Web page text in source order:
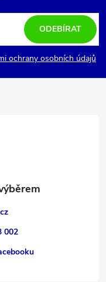
ochrany osobních údajů
ODEBÍRAT
002